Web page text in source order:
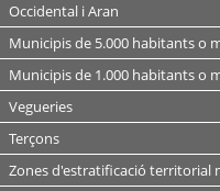
Occidental i Aran
Municipis de 5.000 habitants o
Municipis de 1.000 habitants o
Vegueries
Terçons
Zones d'estratificació territorial